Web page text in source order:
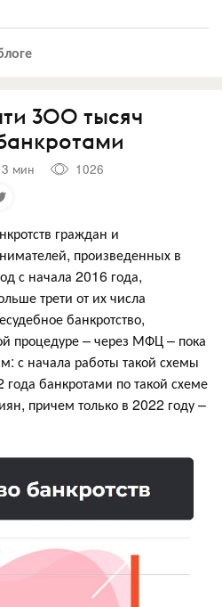
300 тысяч
3 мин
1026
граждан и
произведенных в
с начала 2016 года,
трети от их числа
банкротство,
процедуре – через МФЦ – пока
с начала работы такой схемы
банкротами по такой схеме
причем только в 2022 году –